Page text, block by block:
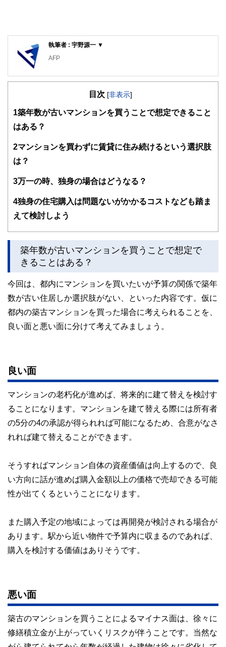
執筆者 : 宇野源一 ▼
AFP
目次 [非表示]
1 築年数が古いマンションを買うことで想定できること
はある？
2マンションを買わずに賃貸に住み続けるという選択肢
は？
3万一の時、独身の場合はどうなる？
4独身の住宅購入は問題ないがかかるコストなども踏ま
えて検討しよう
築年数が古いマンションを買うことで想定で
きることはある？
今回は、都内にマンションを買いたいが予算の関係で築年
数が古い住居しか選択肢がない、といった内容です。仮に
都内の築古マンションを買った場合に考えられることを、
良い面と悪い面に分けて考えてみましょう。
良い面
マンションの老朽化が進めば、将来的に建て替えを検討す
ることになります。マンションを建て替える際には所有者
の5分の4の承認が得られれば可能になるため、合意がなさ
れれば建て替えることができます。
そうすればマンション自体の資産価値は向上するので、良
い方向に話が進めば購入金額以上の価格で売却できる可能
性が出てくるということになります。
また購入予定の地域によっては再開発が検討される場合が
あります。駅から近い物件で予算内に収まるのであれば、
購入を検討する価値はありそうです。
悪い面
築古のマンションを買うことによるマイナス面は、徐々に
修繕積立金が上がっていくリスクが伴うことです。当然な